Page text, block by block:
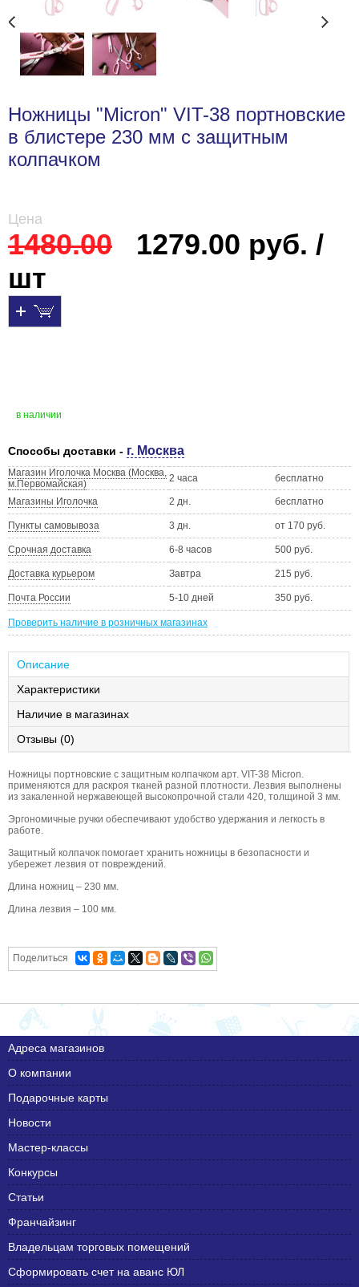
Ножницы "Micron" VIT-38 портновские
в блистере 230 мм с защитным
колпачком
Цена
1480.00
1279.00 руб. /
шт
в наличии
Способы доставки - г. Москва
Магазин Иголочка Москва (Москва,
м.Первомайская)
2 часа бесплатно
Магазины Иголочка 2 дн. бесплатно
Пункты самовывоза 3 дн. от 170 руб.
Срочная доставка 6-8 часов 500 руб.
Доставка курьером Завтра 215 руб.
Почта России 5-10 дней 350 руб.
Проверить наличие в розничных магазинах
Описание
Характеристики
Наличие в магазинах
Отзывы (0)
Ножницы портновские с защитным колпачком арт. VIT-38 Micron.
применяются для раскроя тканей разной плотности. Лезвия выполнены
из закаленной нержавеющей высокопрочной стали 420, толщиной 3 мм.
Эргономичные ручки обеспечивают удобство удержания и легкость в
работе.
Защитный колпачок помогает хранить ножницы в безопасности и
убережет лезвия от повреждений.
Длина ножниц – 230 мм.
Длина лезвия – 100 мм.
Поделиться
Адреса магазинов
О компании
Подарочные карты
Новости
Мастер-классы
Конкурсы
Статьи
Франчайзинг
Владельцам торговых помещений
Сформировать счет на аванс ЮЛ